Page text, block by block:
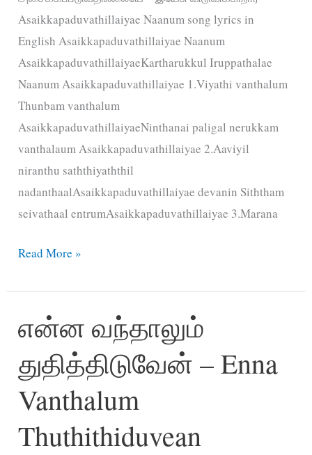
Asaikkapaduvathillaiyae Naanum song lyrics in
English Asaikkapaduvathillaiyae Naanum
AsaikkapaduvathillaiyaeKartharukkul Iruppathalae
Naanum Asaikkapaduvathillaiyae 1.Viyathi vanthalum
Thunbam vanthalum
AsaikkapaduvathillaiyaeNinthanai paligal nerukkam
vanthalaum Asaikkapaduvathillaiyae 2.Aaviyil
niranthu saththiyaththil
nadanthaalAsaikkapaduvathillaiyae devanin Siththam
seivathaal entrumAsaikkapaduvathillaiyae 3.Marana
அசைக்கப்படுவதில்லையே
–
Asaikkapaduvathillaiyae
Naanum
Read More »
என்ன வந்தாலும்
துதித்திடுவேன் – Enna
Vanthalum
Thuthithiduvean